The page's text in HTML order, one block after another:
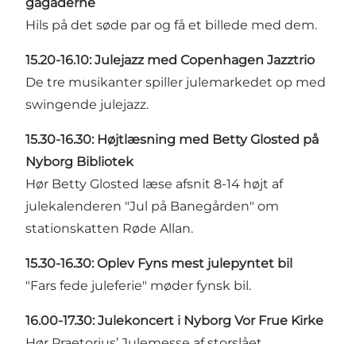
Hils på det søde par og få et billede med dem.
15.20-16.10: Julejazz med Copenhagen Jazztrio
De tre musikanter spiller julemarkedet op med
swingende julejazz.
15.30-16.30: Højtlæsning med Betty Glosted på
Nyborg Bibliotek
Hør Betty Glosted læse afsnit 8-14 højt af
julekalenderen "Jul på Banegården" om
stationskatten Røde Allan.
15.30-16.30: Oplev Fyns mest julepyntet bil
"Fars fede juleferie" møder fynsk bil.
16.00-17.30: Julekoncert i Nyborg Vor Frue Kirke